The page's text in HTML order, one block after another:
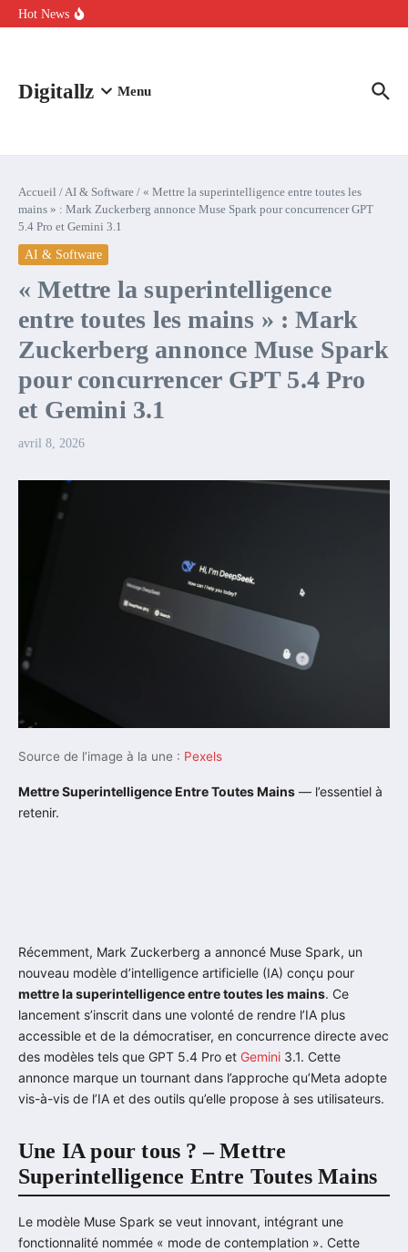
Aller au contenu
Hot News
Comment l’IA simplifie la data de caisse pour la transformer en
Digitallz Menu
Accueil /AI & Software / « Mettre la superintelligence entre toutes les
mains » : Mark Zuckerberg annonce Muse Spark pour concurrencer GPT
5.4 Pro et Gemini 3.1
AI & Software
« Mettre la superintelligence
entre toutes les mains » : Mark
Zuckerberg annonce Muse Spark
pour concurrencer GPT 5.4 Pro
et Gemini 3.1
avril 8, 2026
Source de l’image à la une : Pexels
Mettre Superintelligence Entre Toutes Mains — l’essentiel à
retenir.
Récemment, Mark Zuckerberg a annoncé Muse Spark, un
nouveau modèle d’intelligence artificielle (IA) conçu pour
mettre la superintelligence entre toutes les mains. Ce
lancement s’inscrit dans une volonté de rendre l’IA plus
accessible et de la démocratiser, en concurrence directe avec
des modèles tels que GPT 5.4 Pro et Gemini 3.1. Cette
annonce marque un tournant dans l’approche qu’Meta adopte
vis-à-vis de l’IA et des outils qu’elle propose à ses utilisateurs.
Une IA pour tous ? – Mettre
Superintelligence Entre Toutes Mains
Le modèle Muse Spark se veut innovant, intégrant une
fonctionnalité nommée « mode de contemplation ». Cette